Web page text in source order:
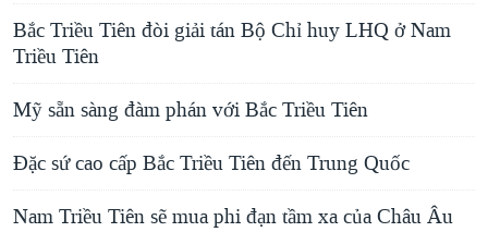
Bắc Triều Tiên đòi giải tán Bộ Chỉ huy LHQ ở Nam
Triều Tiên
Mỹ sẵn sàng đàm phán với Bắc Triều Tiên
Đặc sứ cao cấp Bắc Triều Tiên đến Trung Quốc
Nam Triều Tiên sẽ mua phi đạn tầm xa của Châu Âu